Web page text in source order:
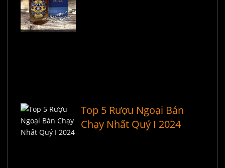
Top 5 Rượu Ngoại Bán
Chạy Nhất Quý I 2024